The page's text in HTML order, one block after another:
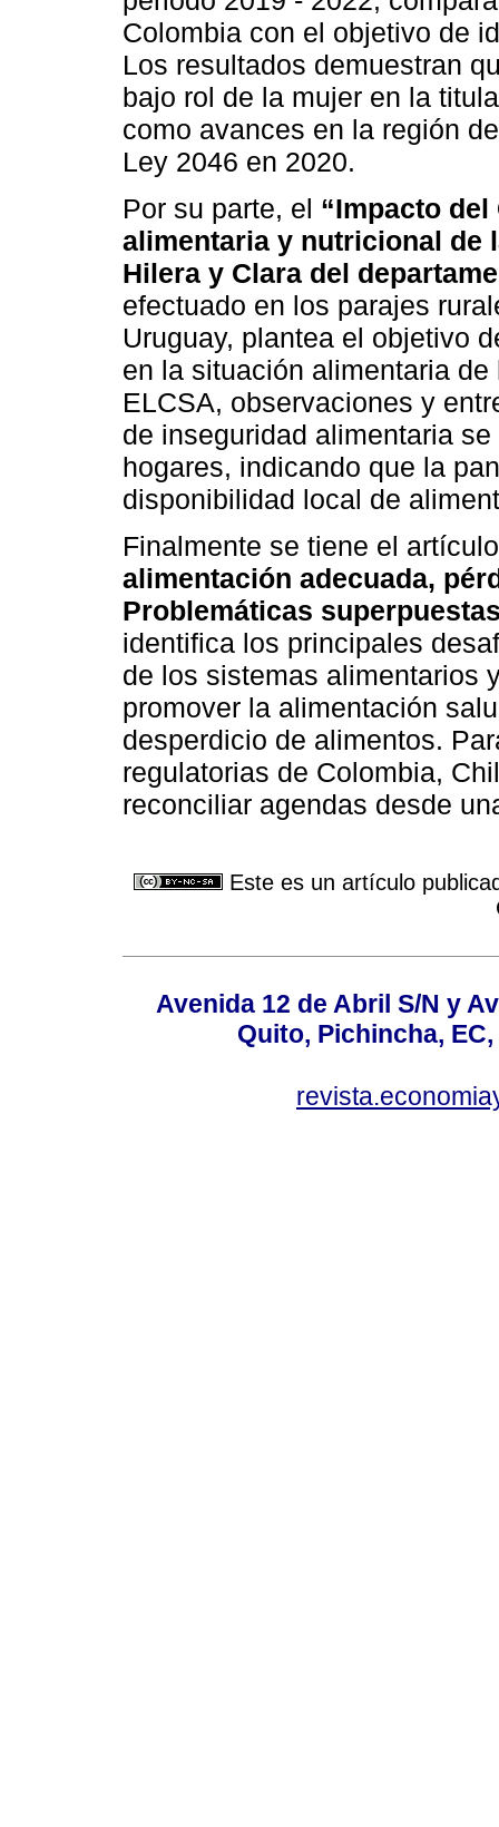
Colombia con el objetivo de
Los resultados demuestran
bajo rol de la mujer en la
como avances en la región
Ley 2046 en 2020.
Por su parte, el “Impacto del
alimentaria y nutricional de
Hilera y Clara del
efectuado en los parajes
Uruguay, plantea el objetivo
en la situación alimentaria
ELCSA, observaciones y
de inseguridad alimentaria
hogares, indicando que la
disponibilidad local de
Finalmente se tiene el
alimentación adecuada,
Problemáticas
identifica los principales
de los sistemas alimentarios
promover la alimentación
desperdicio de alimentos.
regulatorias de Colombia,
reconciliar agendas desde
Este es un artículo
Avenida 12 de Abril S/N y
Quito, Pichincha,